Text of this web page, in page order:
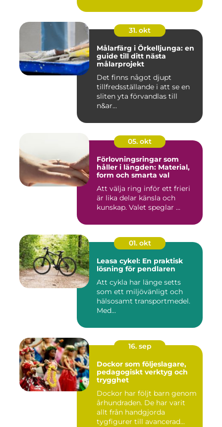
31. okt
Målarfärg i Örkelljunga: en
guide till ditt nästa
målarprojekt
Det finns något djupt
tillfredsställande i att se en
sliten yta förvandlas till
n&ar...
05. okt
Förlovningsringar som
håller i längden: Material,
form och smarta val
Att välja ring inför ett frieri
är lika delar känsla och
kunskap. Valet speglar ...
01. okt
Leasa cykel: En praktisk
lösning för pendlaren
Att cykla har länge setts
som ett miljövänligt och
hälsosamt transportmedel.
Med...
16. sep
Dockor som följeslagare,
pedagogiskt verktyg och
trygghet
Dockor har följt barn genom
århundraden. De har varit
allt från handgjorda
tygfigurer till avancerad...